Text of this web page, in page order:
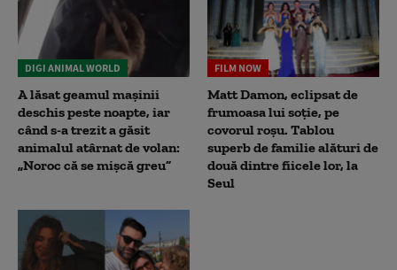
DIGI ANIMAL WORLD
A lăsat geamul mașinii
deschis peste noapte, iar
când s-a trezit a găsit
animalul atârnat de volan:
„Noroc că se mișcă greu”
FILM NOW
Matt Damon, eclipsat de
frumoasa lui soție, pe
covorul roșu. Tablou
superb de familie alături de
două dintre fiicele lor, la
Seul